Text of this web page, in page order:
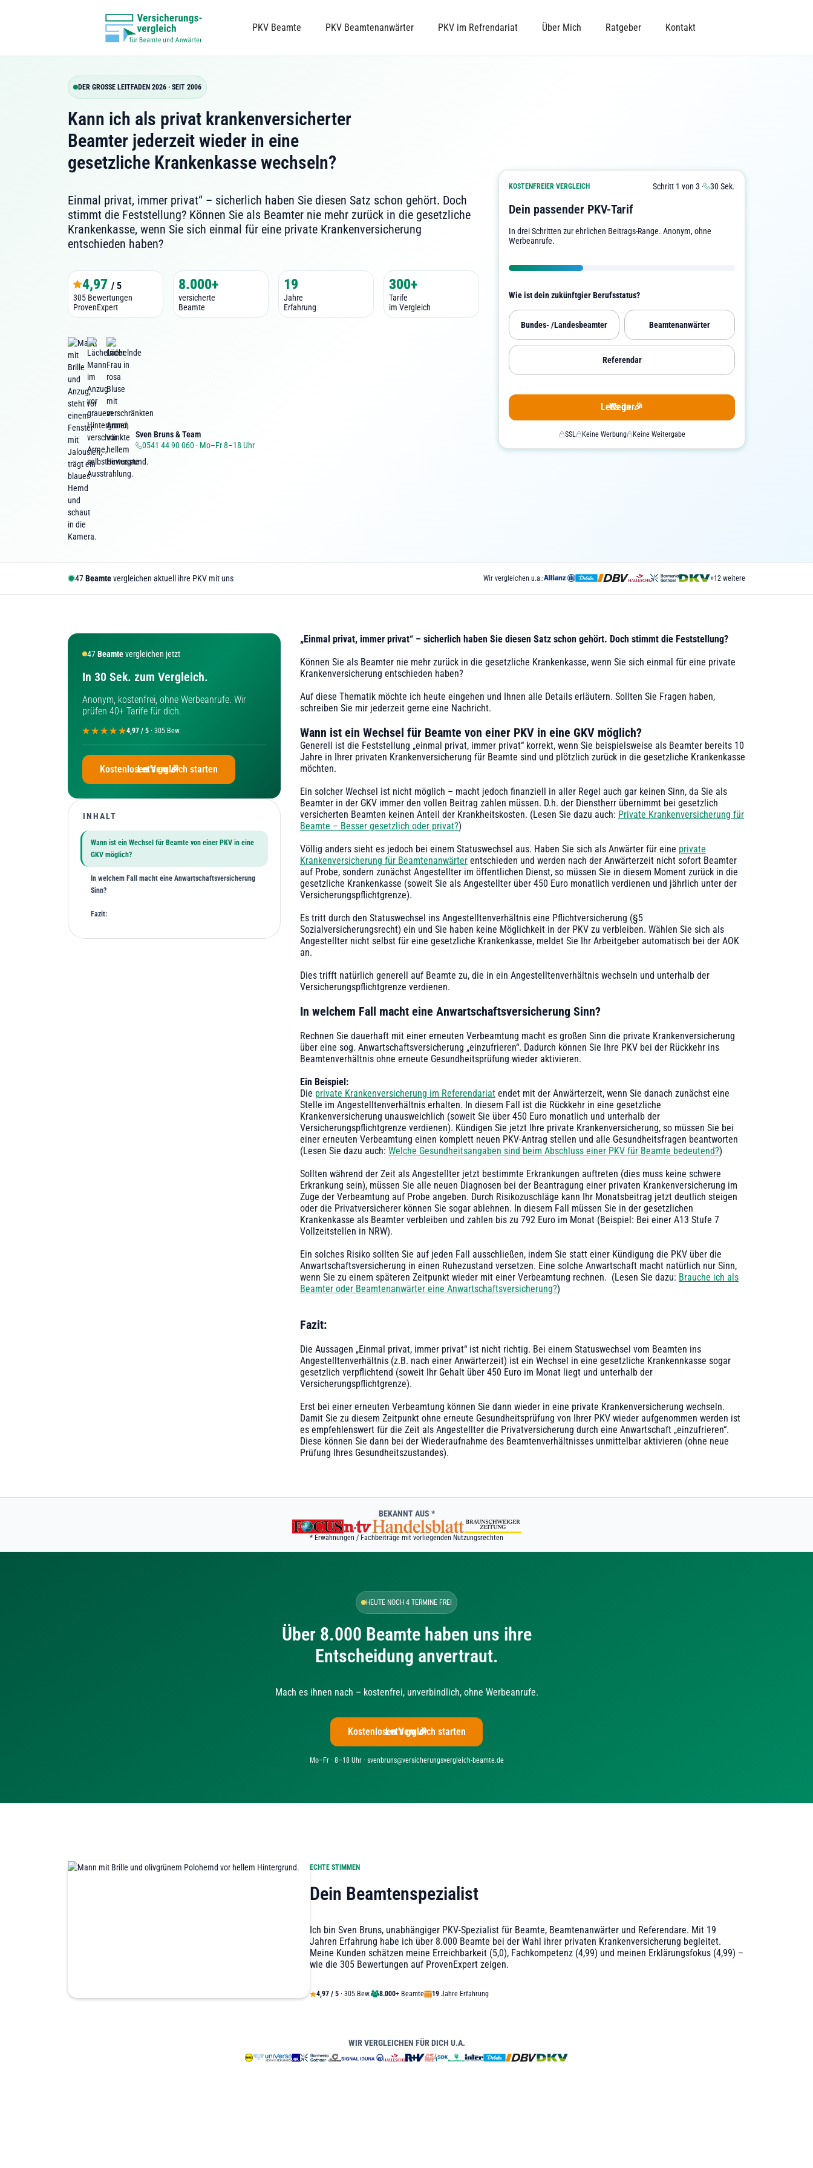
PKV Beamte PKV Beamtenanwärter PKV im Refrendariat Über Mich Ratgeber Kontakt
DER GROSSE LEITFADEN 2026 · SEIT 2006
Kann ich als privat krankenversicherter
Beamter jederzeit wieder in eine
gesetzliche Krankenkasse wechseln?
Einmal privat, immer privat“ – sicherlich haben Sie diesen Satz schon gehört. Doch
stimmt die Feststellung? Können Sie als Beamter nie mehr zurück in die gesetzliche
Krankenkasse, wenn Sie sich einmal für eine private Krankenversicherung
entschieden haben?
4,97 / 5
305 Bewertungen
ProvenExpert
8.000+
versicherte
Beamte
19
Jahre
Erfahrung
300+
Tarife
im Vergleich
Sven Bruns & Team
0541 44 90 060 · Mo–Fr 8–18 Uhr
KOSTENFREIER VERGLEICH Schritt 1 von 3 · 30 Sek.
Dein passender PKV-Tarif
In drei Schritten zur ehrlichen Beitrags-Range. Anonym, ohne
Werbeanrufe.
Wie ist dein zukünftgier Berufsstatus?
Bundes- /Landesbeamter Beamtenanwärter
Referendar
Let's go 🎉
Weiter
SSL Keine Werbung Keine Weitergabe
51Beamtevergleichen aktuell ihre PKV mit uns Wir vergleichen u.a.: +12 weitere
51Beamtevergleichen jetzt
In 30 Sek. zum Vergleich.
Anonym, kostenfrei, ohne Werbeanrufe. Wir
prüfen 40+ Tarife für dich.
4,97 / 5 · 305 Bew.
Let's go 🎉
Kostenlosen Vergleich starten
INHALT
Wann ist ein Wechsel für Beamte von einer PKV in eine
GKV möglich?
‍In welchem Fall macht eine Anwartschaftsversicherung
Sinn?
‍Fazit:
„Einmal privat, immer privat“ – sicherlich haben Sie diesen Satz schon gehört. Doch stimmt die Feststellung?
Können Sie als Beamter nie mehr zurück in die gesetzliche Krankenkasse, wenn Sie sich einmal für eine private
Krankenversicherung entschieden haben?
‍Auf diese Thematik möchte ich heute eingehen und Ihnen alle Details erläutern. Sollten Sie Fragen haben,
schreiben Sie mir jederzeit gerne eine Nachricht.
Wann ist ein Wechsel für Beamte von einer PKV in eine GKV möglich?
Generell ist die Feststellung „einmal privat, immer privat“ korrekt, wenn Sie beispielsweise als Beamter bereits 10
Jahre in Ihrer privaten Krankenversicherung für Beamte sind und plötzlich zurück in die gesetzliche Krankenkasse
möchten.
Ein solcher Wechsel ist nicht möglich – macht jedoch finanziell in aller Regel auch gar keinen Sinn, da Sie als
Beamter in der GKV immer den vollen Beitrag zahlen müssen. D.h. der Dienstherr übernimmt bei gesetzlich
versicherten Beamten keinen Anteil der Krankheitskosten. (Lesen Sie dazu auch: Private Krankenversicherung für
Beamte – Besser gesetzlich oder privat?)
Völlig anders sieht es jedoch bei einem Statuswechsel aus. Haben Sie sich als Anwärter für eine private
Krankenversicherung für Beamtenanwärter entschieden und werden nach der Anwärterzeit nicht sofort Beamter
auf Probe, sondern zunächst Angestellter im öffentlichen Dienst, so müssen Sie in diesem Moment zurück in die
gesetzliche Krankenkasse (soweit Sie als Angestellter über 450 Euro monatlich verdienen und jährlich unter der
Versicherungspflichtgrenze).
Es tritt durch den Statuswechsel ins Angestelltenverhältnis eine Pflichtversicherung (§5
Sozialversicherungsrecht) ein und Sie haben keine Möglichkeit in der PKV zu verbleiben. Wählen Sie sich als
Angestellter nicht selbst für eine gesetzliche Krankenkasse, meldet Sie Ihr Arbeitgeber automatisch bei der AOK
an.
Dies trifft natürlich generell auf Beamte zu, die in ein Angestelltenverhältnis wechseln und unterhalb der
Versicherungspflichtgrenze verdienen.
‍In welchem Fall macht eine Anwartschaftsversicherung Sinn?
‍Rechnen Sie dauerhaft mit einer erneuten Verbeamtung macht es großen Sinn die private Krankenversicherung
über eine sog. Anwartschaftsversicherung „einzufrieren“. Dadurch können Sie Ihre PKV bei der Rückkehr ins
Beamtenverhältnis ohne erneute Gesundheitsprüfung wieder aktivieren.
Ein Beispiel:
Die private Krankenversicherung im Referendariat endet mit der Anwärterzeit, wenn Sie danach zunächst eine
Stelle im Angestelltenverhältnis erhalten. In diesem Fall ist die Rückkehr in eine gesetzliche
Krankenversicherung unausweichlich (soweit Sie über 450 Euro monatlich und unterhalb der
Versicherungspflichtgrenze verdienen). Kündigen Sie jetzt Ihre private Krankenversicherung, so müssen Sie bei
einer erneuten Verbeamtung einen komplett neuen PKV-Antrag stellen und alle Gesundheitsfragen beantworten
(Lesen Sie dazu auch: Welche Gesundheitsangaben sind beim Abschluss einer PKV für Beamte bedeutend?)
Sollten während der Zeit als Angestellter jetzt bestimmte Erkrankungen auftreten (dies muss keine schwere
Erkrankung sein), müssen Sie alle neuen Diagnosen bei der Beantragung einer privaten Krankenversicherung im
Zuge der Verbeamtung auf Probe angeben. Durch Risikozuschläge kann Ihr Monatsbeitrag jetzt deutlich steigen
oder die Privatversicherer können Sie sogar ablehnen. In diesem Fall müssen Sie in der gesetzlichen
Krankenkasse als Beamter verbleiben und zahlen bis zu 792 Euro im Monat (Beispiel: Bei einer A13 Stufe 7
Vollzeitstellen in NRW).
Ein solches Risiko sollten Sie auf jeden Fall ausschließen, indem Sie statt einer Kündigung die PKV über die
Anwartschaftsversicherung in einen Ruhezustand versetzen. Eine solche Anwartschaft macht natürlich nur Sinn,
wenn Sie zu einem späteren Zeitpunkt wieder mit einer Verbeamtung rechnen. (Lesen Sie dazu: Brauche ich als
Beamter oder Beamtenanwärter eine Anwartschaftsversicherung?)
‍Fazit:
Die Aussagen „Einmal privat, immer privat“ ist nicht richtig. Bei einem Statuswechsel vom Beamten ins
Angestelltenverhältnis (z.B. nach einer Anwärterzeit) ist ein Wechsel in eine gesetzliche Krankennkasse sogar
gesetzlich verpflichtend (soweit Ihr Gehalt über 450 Euro im Monat liegt und unterhalb der
Versicherungspflichtgrenze).
Erst bei einer erneuten Verbeamtung können Sie dann wieder in eine private Krankenversicherung wechseln.
Damit Sie zu diesem Zeitpunkt ohne erneute Gesundheitsprüfung von Ihrer PKV wieder aufgenommen werden ist
es empfehlenswert für die Zeit als Angestellter die Privatversicherung durch eine Anwartschaft „einzufrieren“.
Diese können Sie dann bei der Wiederaufnahme des Beamtenverhältnisses unmittelbar aktivieren (ohne neue
Prüfung Ihres Gesundheitszustandes).
BEKANNT AUS *
* Erwähnungen / Fachbeiträge mit vorliegenden Nutzungsrechten
HEUTE NOCH 4 TERMINE FREI
Über 8.000 Beamte haben uns ihre
Entscheidung anvertraut.
Mach es ihnen nach – kostenfrei, unverbindlich, ohne Werbeanrufe.
Let's go 🎉
Kostenlosen Vergleich starten
Mo–Fr · 8–18 Uhr · svenbruns@versicherungsvergleich-beamte.de
ECHTE STIMMEN
Dein Beamtenspezialist
Ich bin Sven Bruns, unabhängiger PKV-Spezialist für Beamte, Beamtenanwärter und Referendare. Mit 19
Jahren Erfahrung habe ich über 8.000 Beamte bei der Wahl ihrer privaten Krankenversicherung begleitet.
Meine Kunden schätzen meine Erreichbarkeit (5,0), Fachkompetenz (4,99) und meinen Erklärungsfokus (4,99) –
wie die 305 Bewertungen auf ProvenExpert zeigen.
4,97 / 5 · 305 Bew. 8.000+ Beamte 19 Jahre Erfahrung
WIR VERGLEICHEN FÜR DICH U.A.